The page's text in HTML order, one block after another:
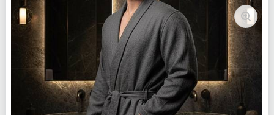
Доставка:
Бесплатно